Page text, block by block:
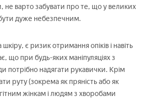
варто забувати про те, що у великих
дуже небезпечним.
є ризик отримання опіків і навіть
що при будь-яких маніпуляціях з
потрібно надягати рукавички. Крім
руту (зокрема як пряність або як
жінкам і людям з хворобами